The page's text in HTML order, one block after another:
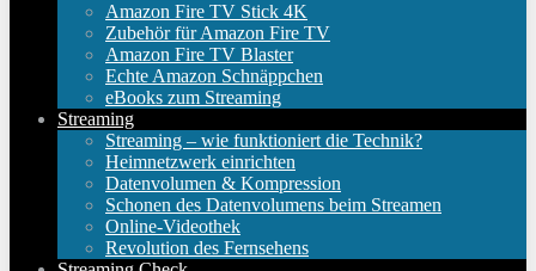
Amazon Fire TV Stick 4K
Zubehör für Amazon Fire TV
Amazon Fire TV Blaster
Echte Amazon Schnäppchen
eBooks zum Streaming
Streaming
Streaming – wie funktioniert die Technik?
Heimnetzwerk einrichten
Datenvolumen & Kompression
Schonen des Datenvolumens beim Streamen
Online-Videothek
Revolution des Fernsehens